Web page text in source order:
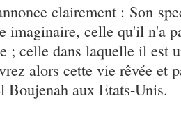
clairement : Son
imaginaire, celle qu'il n'a
; celle dans laquelle il est
alors cette vie rêvée et
Boujenah aux Etats-Unis.